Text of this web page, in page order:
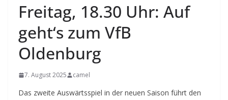
Freitag, 18.30 Uhr: Auf
geht‘s zum VfB
Oldenburg
7. August 2025 camel
Das zweite Auswärtsspiel in der neuen Saison führt den